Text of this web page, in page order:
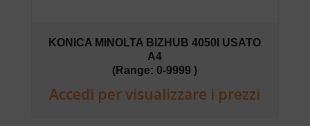
KONICA MINOLTA BIZHUB 4050I USATO
A4
(Range: 0-9999 )
Accedi per visualizzare i prezzi